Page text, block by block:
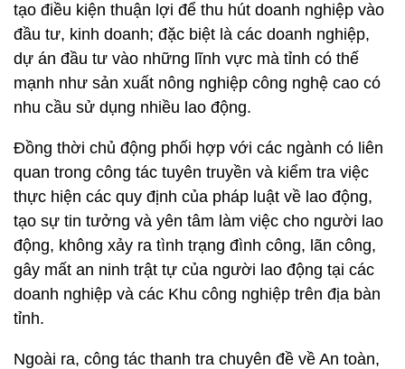
tạo điều kiện thuận lợi để thu hút doanh nghiệp vào
đầu tư, kinh doanh; đặc biệt là các doanh nghiệp,
dự án đầu tư vào những lĩnh vực mà tỉnh có thế
mạnh như sản xuất nông nghiệp công nghệ cao có
nhu cầu sử dụng nhiều lao động.
Đồng thời chủ động phối hợp với các ngành có liên
quan trong công tác tuyên truyền và kiểm tra việc
thực hiện các quy định của pháp luật về lao động,
tạo sự tin tưởng và yên tâm làm việc cho người lao
động, không xảy ra tình trạng đình công, lãn công,
gây mất an ninh trật tự của người lao động tại các
doanh nghiệp và các Khu công nghiệp trên địa bàn
tỉnh.
Ngoài ra, công tác thanh tra chuyên đề về An toàn,